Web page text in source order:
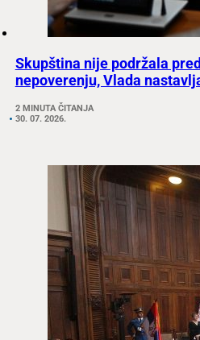
Skupština nije podržala
nepoverenju, Vlada
2 MINUTA ČITANJA
30. 07. 2026.